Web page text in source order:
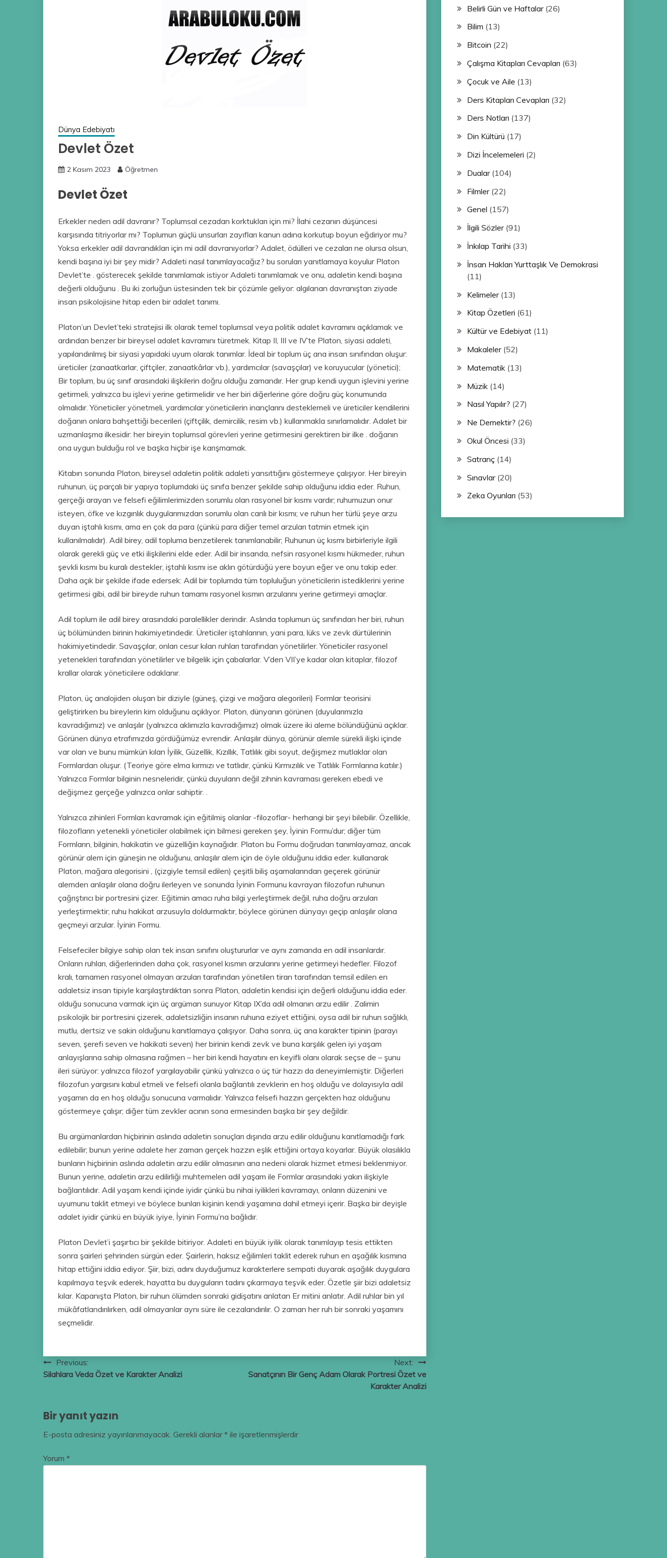
Dünya Edebiyatı
Devlet Özet
2 Kasım 2023 Öğretmen
Devlet Özet
Erkekler neden adil davranır? Toplumsal cezadan korktukları için mi? İlahi cezanın düşüncesi
karşısında titriyorlar mı? Toplumun güçlü unsurları zayıfları kanun adına korkutup boyun eğdiriyor mu?
Yoksa erkekler adil davrandıkları için mi adil davranıyorlar? Adalet, ödülleri ve cezaları ne olursa olsun,
kendi başına iyi bir şey midir? Adaleti nasıl tanımlayacağız? bu soruları yanıtlamaya koyulur Platon
Devlet’te . gösterecek şekilde tanımlamak istiyor Adaleti tanımlamak ve onu, adaletin kendi başına
değerli olduğunu . Bu iki zorluğun üstesinden tek bir çözümle geliyor: algılanan davranıştan ziyade
insan psikolojisine hitap eden bir adalet tanımı.
Platon’un Devlet’teki stratejisi ilk olarak temel toplumsal veya politik adalet kavramını açıklamak ve
ardından benzer bir bireysel adalet kavramını türetmek. Kitap II, III ve IV’te Platon, siyasi adaleti,
yapılandırılmış bir siyasi yapıdaki uyum olarak tanımlar. İdeal bir toplum üç ana insan sınıfından oluşur:
üreticiler (zanaatkarlar, çiftçiler, zanaatkârlar vb.), yardımcılar (savaşçılar) ve koruyucular (yönetici);
Bir toplum, bu üç sınıf arasındaki ilişkilerin doğru olduğu zamandır. Her grup kendi uygun işlevini yerine
getirmeli, yalnızca bu işlevi yerine getirmelidir ve her biri diğerlerine göre doğru güç konumunda
olmalıdır. Yöneticiler yönetmeli, yardımcılar yöneticilerin inançlarını desteklemeli ve üreticiler kendilerini
doğanın onlara bahşettiği becerileri (çiftçilik, demircilik, resim vb.) kullanmakla sınırlamalıdır. Adalet bir
uzmanlaşma ilkesidir: her bireyin toplumsal görevleri yerine getirmesini gerektiren bir ilke . doğanın
ona uygun bulduğu rol ve başka hiçbir işe karışmamak.
Kitabın sonunda Platon, bireysel adaletin politik adaleti yansıttığını göstermeye çalışıyor. Her bireyin
ruhunun, üç parçalı bir yapıya toplumdaki üç sınıfa benzer şekilde sahip olduğunu iddia eder. Ruhun,
gerçeği arayan ve felsefi eğilimlerimizden sorumlu olan rasyonel bir kısmı vardır; ruhumuzun onur
isteyen, öfke ve kızgınlık duygularımızdan sorumlu olan canlı bir kısmı; ve ruhun her türlü şeye arzu
duyan iştahlı kısmı, ama en çok da para (çünkü para diğer temel arzuları tatmin etmek için
kullanılmalıdır). Adil birey, adil topluma benzetilerek tanımlanabilir; Ruhunun üç kısmı birbirleriyle ilgili
olarak gerekli güç ve etki ilişkilerini elde eder. Adil bir insanda, nefsin rasyonel kısmı hükmeder, ruhun
şevkli kısmı bu kuralı destekler, iştahlı kısmı ise aklın götürdüğü yere boyun eğer ve onu takip eder.
Daha açık bir şekilde ifade edersek: Adil bir toplumda tüm topluluğun yöneticilerin istediklerini yerine
getirmesi gibi, adil bir bireyde ruhun tamamı rasyonel kısmın arzularını yerine getirmeyi amaçlar.
Adil toplum ile adil birey arasındaki paralellikler derindir. Aslında toplumun üç sınıfından her biri, ruhun
üç bölümünden birinin hakimiyetindedir. Üreticiler iştahlarının, yani para, lüks ve zevk dürtülerinin
hakimiyetindedir. Savaşçılar, onları cesur kılan ruhları tarafından yönetilirler. Yöneticiler rasyonel
yetenekleri tarafından yönetilirler ve bilgelik için çabalarlar. V’den VII’ye kadar olan kitaplar, filozof
krallar olarak yöneticilere odaklanır.
Platon, üç analojiden oluşan bir diziyle (güneş, çizgi ve mağara alegorileri) Formlar teorisini
geliştirirken bu bireylerin kim olduğunu açıklıyor. Platon, dünyanın görünen (duyularımızla
kavradığımız) ve anlaşılır (yalnızca aklımızla kavradığımız) olmak üzere iki aleme bölündüğünü açıklar.
Görünen dünya etrafımızda gördüğümüz evrendir. Anlaşılır dünya, görünür alemle sürekli ilişki içinde
var olan ve bunu mümkün kılan İyilik, Güzellik, Kızıllık, Tatlılık gibi soyut, değişmez mutlaklar olan
Formlardan oluşur. (Teoriye göre elma kırmızı ve tatlıdır, çünkü Kırmızılık ve Tatlılık Formlarına katılır.)
Yalnızca Formlar bilginin nesneleridir, çünkü duyuların değil zihnin kavraması gereken ebedi ve
değişmez gerçeğe yalnızca onlar sahiptir. .
Yalnızca zihinleri Formları kavramak için eğitilmiş olanlar -filozoflar- herhangi bir şeyi bilebilir. Özellikle,
filozofların yetenekli yöneticiler olabilmek için bilmesi gereken şey, İyinin Formu’dur; diğer tüm
Formların, bilginin, hakikatin ve güzelliğin kaynağıdır. Platon bu Formu doğrudan tanımlayamaz, ancak
görünür alem için güneşin ne olduğunu, anlaşılır alem için de öyle olduğunu iddia eder. kullanarak
Platon, mağara alegorisini , (çizgiyle temsil edilen) çeşitli biliş aşamalarından geçerek görünür
alemden anlaşılır olana doğru ilerleyen ve sonunda İyinin Formunu kavrayan filozofun ruhunun
çağrıştırıcı bir portresini çizer. Eğitimin amacı ruha bilgi yerleştirmek değil, ruha doğru arzuları
yerleştirmektir; ruhu hakikat arzusuyla doldurmaktır, böylece görünen dünyayı geçip anlaşılır olana
geçmeyi arzular. İyinin Formu.
Felsefeciler bilgiye sahip olan tek insan sınıfını oluştururlar ve aynı zamanda en adil insanlardır.
Onların ruhları, diğerlerinden daha çok, rasyonel kısmın arzularını yerine getirmeyi hedefler. Filozof
kralı, tamamen rasyonel olmayan arzuları tarafından yönetilen tiran tarafından temsil edilen en
adaletsiz insan tipiyle karşılaştırdıktan sonra Platon, adaletin kendisi için değerli olduğunu iddia eder.
olduğu sonucuna varmak için üç argüman sunuyor Kitap IX’da adil olmanın arzu edilir . Zalimin
psikolojik bir portresini çizerek, adaletsizliğin insanın ruhuna eziyet ettiğini, oysa adil bir ruhun sağlıklı,
mutlu, dertsiz ve sakin olduğunu kanıtlamaya çalışıyor. Daha sonra, üç ana karakter tipinin (parayı
seven, şerefi seven ve hakikati seven) her birinin kendi zevk ve buna karşılık gelen iyi yaşam
anlayışlarına sahip olmasına rağmen – her biri kendi hayatını en keyifli olanı olarak seçse de – şunu
ileri sürüyor: yalnızca filozof yargılayabilir çünkü yalnızca o üç tür hazzı da deneyimlemiştir. Diğerleri
filozofun yargısını kabul etmeli ve felsefi olanla bağlantılı zevklerin en hoş olduğu ve dolayısıyla adil
yaşamın da en hoş olduğu sonucuna varmalıdır. Yalnızca felsefi hazzın gerçekten haz olduğunu
göstermeye çalışır; diğer tüm zevkler acının sona ermesinden başka bir şey değildir.
Bu argümanlardan hiçbirinin aslında adaletin sonuçları dışında arzu edilir olduğunu kanıtlamadığı fark
edilebilir; bunun yerine adalete her zaman gerçek hazzın eşlik ettiğini ortaya koyarlar. Büyük olasılıkla
bunların hiçbirinin aslında adaletin arzu edilir olmasının ana nedeni olarak hizmet etmesi beklenmiyor.
Bunun yerine, adaletin arzu edilirliği muhtemelen adil yaşam ile Formlar arasındaki yakın ilişkiyle
bağlantılıdır. Adil yaşam kendi içinde iyidir çünkü bu nihai iyilikleri kavramayı, onların düzenini ve
uyumunu taklit etmeyi ve böylece bunları kişinin kendi yaşamına dahil etmeyi içerir. Başka bir deyişle
adalet iyidir çünkü en büyük iyiye, İyinin Formu’na bağlıdır.
Platon Devlet’i şaşırtıcı bir şekilde bitiriyor. Adaleti en büyük iyilik olarak tanımlayıp tesis ettikten
sonra şairleri şehrinden sürgün eder. Şairlerin, haksız eğilimleri taklit ederek ruhun en aşağılık kısmına
hitap ettiğini iddia ediyor. Şiir, bizi, adını duyduğumuz karakterlere sempati duyarak aşağılık duygulara
kapılmaya teşvik ederek, hayatta bu duyguların tadını çıkarmaya teşvik eder. Özetle şiir bizi adaletsiz
kılar. Kapanışta Platon, bir ruhun ölümden sonraki gidişatını anlatan Er mitini anlatır. Adil ruhlar bin yıl
mükâfatlandırılırken, adil olmayanlar aynı süre ile cezalandırılır. O zaman her ruh bir sonraki yaşamını
seçmelidir.
Yazı
gezinmesi
Previous:
Silahlara Veda Özet ve Karakter Analizi
Next:
Sanatçının Bir Genç Adam Olarak Portresi Özet ve
Karakter Analizi
Bir yanıt yazın
E-posta adresiniz yayınlanmayacak. Gerekli alanlar* ile işaretlenmişlerdir
Yorum *
Belirli Gün ve Haftalar(26)
Bilim (13)
Bitcoin (22)
Çalışma Kitapları Cevapları (63)
Çocuk ve Aile (13)
Ders Kitapları Cevapları (32)
Ders Notları (137)
Din Kültürü (17)
Dizi İncelemeleri (2)
Dualar(104)
Filmler(22)
Genel (157)
İlgili Sözler(91)
İnkılap Tarihi (33)
İnsan Hakları Yurttaşlık Ve Demokrasi
(11)
Kelimeler(13)
Kitap Özetleri (61)
Kültür ve Edebiyat(11)
Makaleler(52)
Matematik(13)
Müzik(14)
Nasıl Yapılır? (27)
Ne Demektir? (26)
Okul Öncesi (33)
Satranç(14)
Sınavlar(20)
Zeka Oyunları (53)